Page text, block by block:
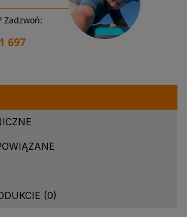
Zadzwoń:
697
(0)